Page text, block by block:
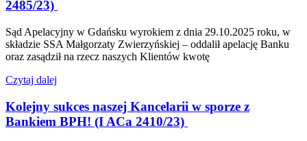
2485/23)
Sąd Apelacyjny w Gdańsku wyrokiem z dnia 29.10.2025 roku, w
składzie SSA Małgorzaty Zwierzyńskiej – oddalił apelację Banku
oraz zasądził na rzecz naszych Klientów kwotę
Czytaj dalej
Kolejny sukces naszej Kancelarii w sporze z
Bankiem BPH! (I ACa 2410/23)